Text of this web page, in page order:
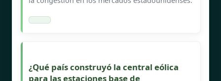
¿Qué país construyó la central eólica
para las estaciones base de